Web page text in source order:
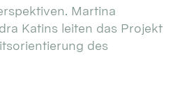
Martina
Katins leiten das Projekt
des